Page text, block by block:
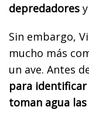
depredadores
Sin embargo,
mucho más
un ave. Antes
para
toman agua